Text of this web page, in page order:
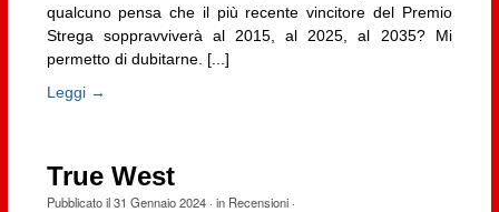
qualcuno pensa che il più recente vincitore del Premio
Strega soppravviverà al 2015, al 2025, al 2035? Mi
permetto di dubitarne. [...]
Leggi →
True West
Pubblicato il31 Gennaio 2024· in Recensioni·